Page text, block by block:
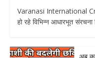
Varanasi International
हो रहे विभिन्न आधारभूत संरचना